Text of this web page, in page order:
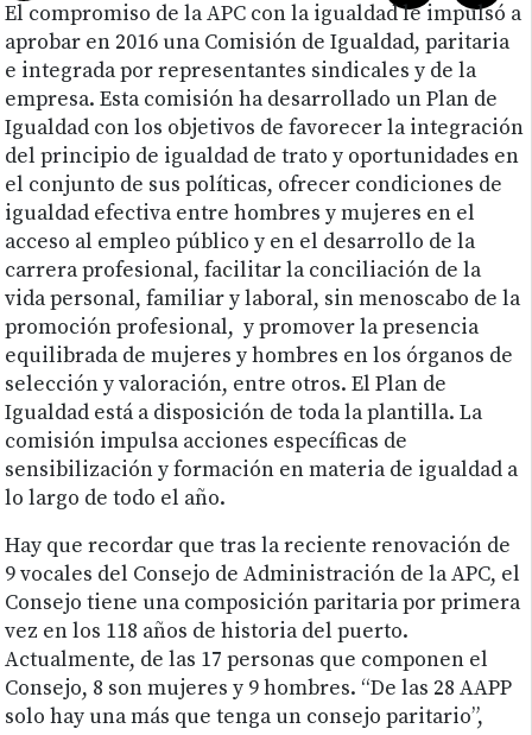
El compromiso de la APC con la igualdad le impulsó a
aprobar en 2016 una Comisión de Igualdad, paritaria
e integrada por representantes sindicales y de la
empresa. Esta comisión ha desarrollado un Plan de
Igualdad con los objetivos de favorecer la integración
del principio de igualdad de trato y oportunidades en
el conjunto de sus políticas, ofrecer condiciones de
igualdad efectiva entre hombres y mujeres en el
acceso al empleo público y en el desarrollo de la
carrera profesional, facilitar la conciliación de la
vida personal, familiar y laboral, sin menoscabo de la
promoción profesional, y promover la presencia
equilibrada de mujeres y hombres en los órganos de
selección y valoración, entre otros. El Plan de
Igualdad está a disposición de toda la plantilla. La
comisión impulsa acciones específicas de
sensibilización y formación en materia de igualdad a
lo largo de todo el año.
Hay que recordar que tras la reciente renovación de
9 vocales del Consejo de Administración de la APC, el
Consejo tiene una composición paritaria por primera
vez en los 118 años de historia del puerto.
Actualmente, de las 17 personas que componen el
Consejo, 8 son mujeres y 9 hombres. “De las 28 AAPP
solo hay una más que tenga un consejo paritario”,